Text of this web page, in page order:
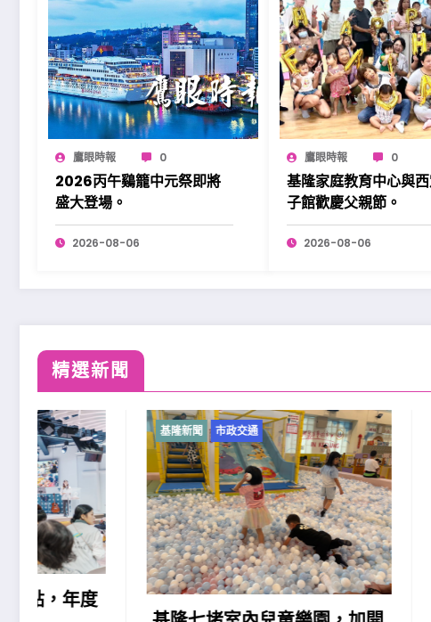
鷹眼時報 0
2026丙午鷄籠中元祭即將
盛大登場。
2026-08-06
鷹眼時報 0
基隆家庭教育中心與
子館歡慶父親節。
2026-08-06
精選新聞
基隆新聞 市政交通 基隆新聞 市政交
基隆原住民
民族勞工台
助」政策訴求